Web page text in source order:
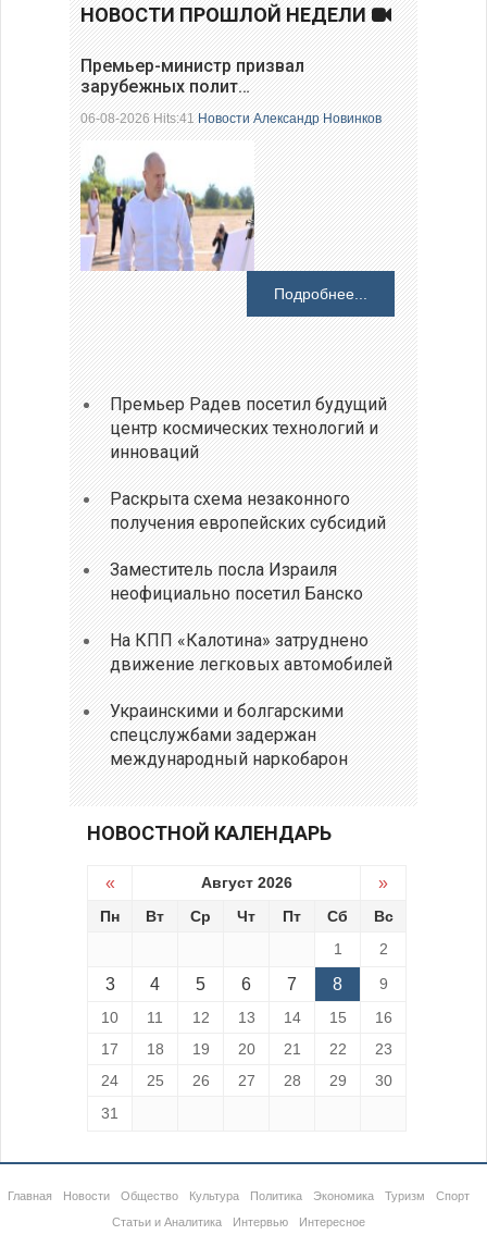
НОВОСТИ ПРОШЛОЙ НЕДЕЛИ
Премьер-министр призвал
зарубежных полит…
06-08-2026 Hits:41Новости Александр Новинков
Подробнее...
Премьер Радев посетил будущий
центр космических технологий и
инноваций
Раскрыта схема незаконного
получения европейских субсидий
Заместитель посла Израиля
неофициально посетил Банско
На КПП «Калотина» затруднено
движение легковых автомобилей
Украинскими и болгарскими
спецслужбами задержан
международный наркобарон
НОВОСТНОЙ КАЛЕНДАРЬ
« Август 2026 »
Пн Вт Ср Чт Пт Сб
Вс
1
2
3 4 5 6 7 8
9
10
11 12 13 14 15
16
17
18 19 20 21 22
23
24
25 26 27 28 29
30
31
Главная Новости Общество Культура Политика Экономика Туризм
Спорт
Статьи и Аналитика
Интервью Интересное